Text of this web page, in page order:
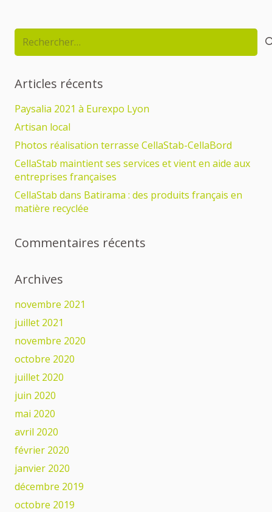
Rechercher :
Articles récents
Paysalia 2021 à Eurexpo Lyon
Artisan local
Photos réalisation terrasse CellaStab-CellaBord
CellaStab maintient ses services et vient en aide aux
entreprises françaises
CellaStab dans Batirama : des produits français en
matière recyclée
Commentaires récents
Archives
novembre 2021
juillet 2021
novembre 2020
octobre 2020
juillet 2020
juin 2020
mai 2020
avril 2020
février 2020
janvier 2020
décembre 2019
octobre 2019